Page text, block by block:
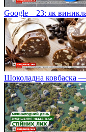
Google – 23: як
Шоколадна ковбаска